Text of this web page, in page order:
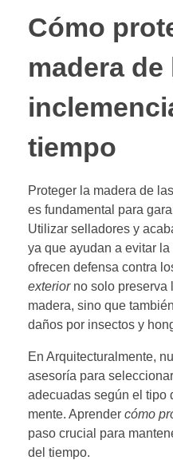
Cómo
madera de
tiempo
Proteger la madera de las
es fundamental para
Utilizar selladores y
ya que ayudan a evitar
ofrecen defensa contra
exteriorno solo preserva
madera, sino que
daños por insectos y
En Arquitecturalmente,
asesoría para
adecuadas según el tipo
mente. Aprender cómo
paso crucial para
del tiempo.